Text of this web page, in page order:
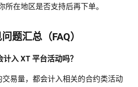
所在地区是否支持后再下单。
题汇总（FAQ）
入 XT 平台活动吗？
易量，都会计入相关的合约类活动